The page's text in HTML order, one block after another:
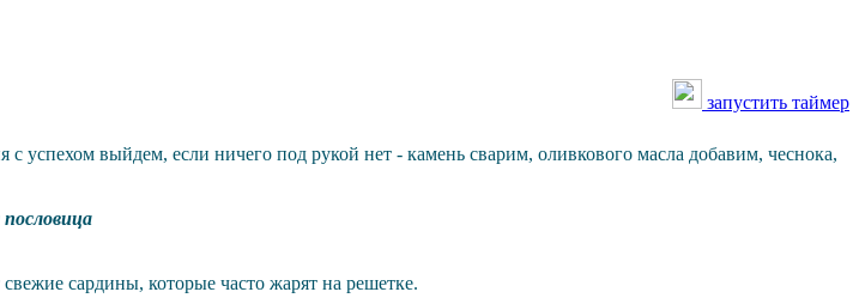
запустить таймер
под рукой нет - камень сварим, оливкового масла добавим, чеснока,
сардины, которые часто жарят на решетке.